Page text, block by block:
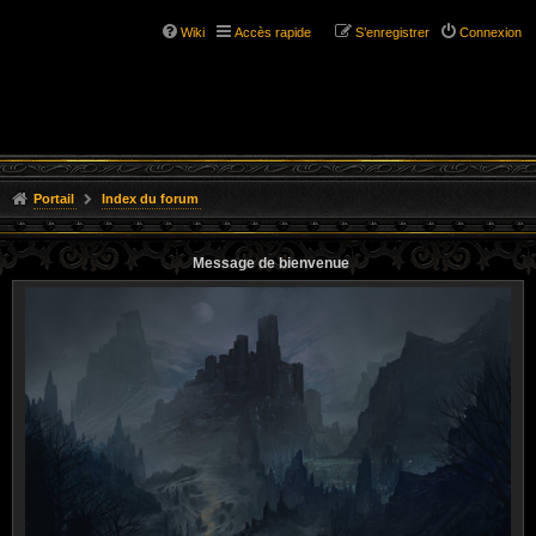
Wiki Accès rapide Connexion
S’enregistrer
Portail Index du forum
Message de bienvenue